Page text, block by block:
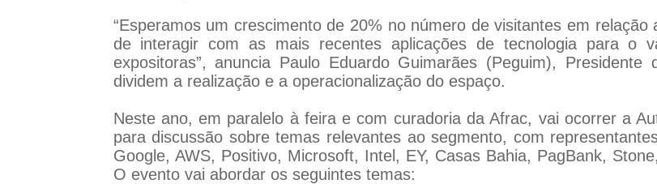
“Esperamos um crescimento de 20% no número de visitantes em
de interagir com as mais recentes aplicações de tecnologia para o
expositoras”, anuncia Paulo Eduardo Guimarães (Peguim),
dividem a realização e a operacionalização do espaço.
Neste ano, em paralelo à feira e com curadoria da Afrac, vai ocorrer a
para discussão sobre temas relevantes ao segmento, com
Google, AWS, Positivo, Microsoft, Intel, EY, Casas Bahia, PagBank,
O evento vai abordar os seguintes temas: